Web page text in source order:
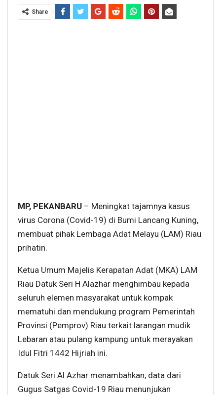
Share
MP, PEKANBARU – Meningkat tajamnya kasus
virus Corona (Covid-19) di Bumi Lancang Kuning,
membuat pihak Lembaga Adat Melayu (LAM) Riau
prihatin.
Ketua Umum Majelis Kerapatan Adat (MKA) LAM
Riau Datuk Seri H Alazhar menghimbau kepada
seluruh elemen masyarakat untuk kompak
mematuhi dan mendukung program Pemerintah
Provinsi (Pemprov) Riau terkait larangan mudik
Lebaran atau pulang kampung untuk merayakan
Idul Fitri 1442 Hijriah ini.
Datuk Seri Al Azhar menambahkan, data dari
Gugus Satgas Covid-19 Riau menunjukan